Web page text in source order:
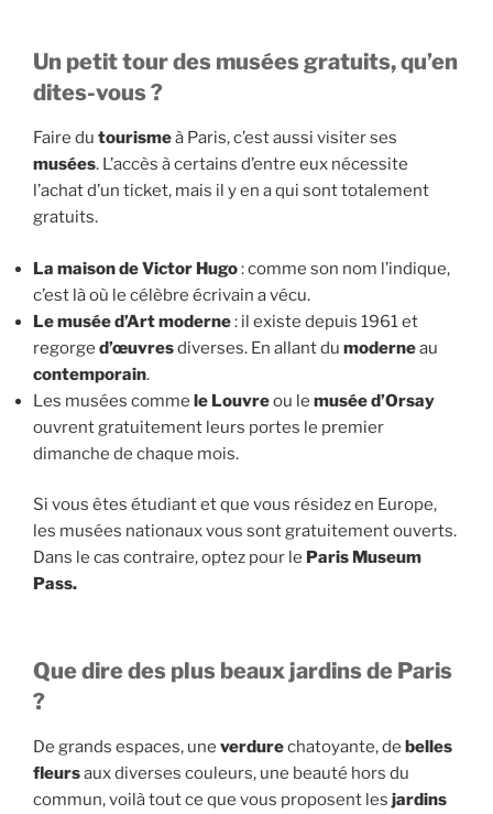
Un petit tour des musées gratuits, qu’en
dites-vous ?
Faire du tourismeà Paris, c’est aussi visiter ses
musées. L’accès à certains d’entre eux nécessite
l’achat d’un ticket, mais il y en a qui sont totalement
gratuits.
La maison de Victor Hugo: comme son nom l’indique,
c’est là où le célèbre écrivain a vécu.
Le musée d’Art moderne: il existe depuis 1961 et
regorge d’œuvresdiverses. En allant du moderneau
contemporain.
Les musées comme le Louvreou le musée d’Orsay
ouvrent gratuitement leurs portes le premier
dimanche de chaque mois.
Si vous êtes étudiant et que vous résidez en Europe,
les musées nationaux vous sont gratuitement ouverts.
Dans le cas contraire, optez pour le Paris Museum
Pass.
Que dire des plus beaux jardins de Paris
?
De grands espaces, une verdurechatoyante, de belles
fleursaux diverses couleurs, une beauté hors du
commun, voilà tout ce que vous proposent les jardins